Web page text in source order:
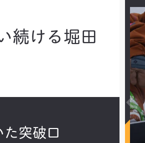
続ける堀田
突破口